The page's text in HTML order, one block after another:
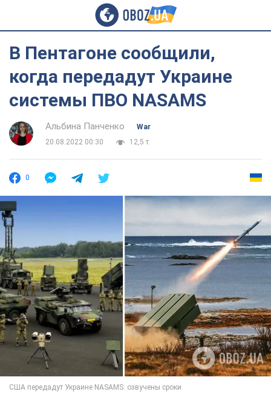
В Пентагоне сообщили,
когда передадут Украине
системы ПВО NASAMS
Альбина Панченко
War
20.08.2022 00:30
12,5 т.
0